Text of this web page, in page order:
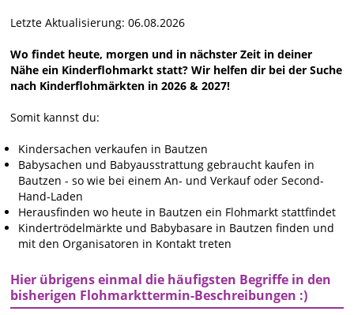
Letzte Aktualisierung: 06.08.2026
Wo findet heute, morgen und in nächster Zeit in deiner
Nähe ein Kinderflohmarkt statt? Wir helfen dir bei der Suche
nach Kinderflohmärkten in 2026 & 2027!
Somit kannst du:
Kindersachen verkaufen in Bautzen
Babysachen und Babyausstrattung gebraucht kaufen in
Bautzen - so wie bei einem An- und Verkauf oder Second-
Hand-Laden
Herausfinden wo heute in Bautzen ein Flohmarkt stattfindet
Kindertrödelmärkte und Babybasare in Bautzen finden und
mit den Organisatoren in Kontakt treten
Hier übrigens einmal die häufigsten Begriffe in den
bisherigen Flohmarkttermin-Beschreibungen :)